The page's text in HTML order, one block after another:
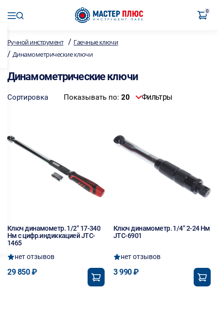
0
Ручной инструмент / Гаечные ключи
/ Динамометрические ключи
Динамометрические ключи
Сортировка Показывать по: 20 Фильтры
Ключ динамометр. 1/2" 17-340
Нм с цифр.индиккацией JTC-
1465
нет отзывов
29 850 ₽
Ключ динамометр. 1/4" 2-24 Нм
JTC-6901
нет отзывов
3 990 ₽